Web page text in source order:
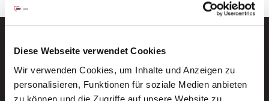
Diese Webseite verwendet Cookies
Wir verwenden Cookies, um Inhalte und Anzeigen zu
personalisieren, Funktionen für soziale Medien anbieten
zu können und die Zugriffe auf unsere Website zu
Neue Stellen per E-Mail.